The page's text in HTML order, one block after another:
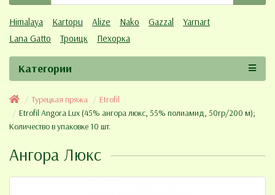
Himalaya Kartopu Alize Nako Gazzal
Yarnart
Lana Gatto
Троицк Пехорка
Категории
Турецкая пряжа
Etrofil
Etrofil Angora Lux (45% ангора люкс, 55% полиамид, 50гр/200 м);
Количество в упаковке 10 шт.
Ангора Люкс